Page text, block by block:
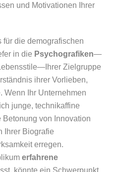
und Motivationen Ihrer
die demografischen
in die Psychografiken—
Zielgruppe
ihrer Vorlieben,
Wenn Ihr Unternehmen
junge, technikaffine
von Innovation
Ihrer Biografie
erregen.
erfahrene